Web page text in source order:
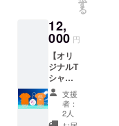
パック
につい
て 名
称：自
家焙煎
レギュ
ラー
コー
ヒー
と同じ
内容に
なりま
す。
2026年
8月まで
す
る
12,
000 円
【オリ
ジナルT
シャツ
＆オリ
ジナル
キーホ
ル
支援
者：
2人